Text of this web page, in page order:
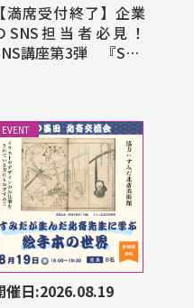
【満席受付終了】企業
SNS担当者必見！
講座第3弾 『SNS
EVENT
催日:2026.08.19